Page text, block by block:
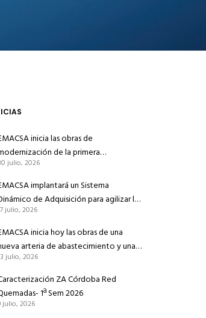
inicia las obras de
de la primera
de abastecimiento para
el suministro de agua de
julio, 2026
implantará un Sistema
de Adquisición para agilizar la
de obras en sus redes e
julio, 2026
inicia hoy las obras de una
arteria de abastecimiento y una
de agua no potable en Ingeniero
de Azúa
julio, 2026
ZA Córdoba Red
1ª Sem 2026
julio, 2026